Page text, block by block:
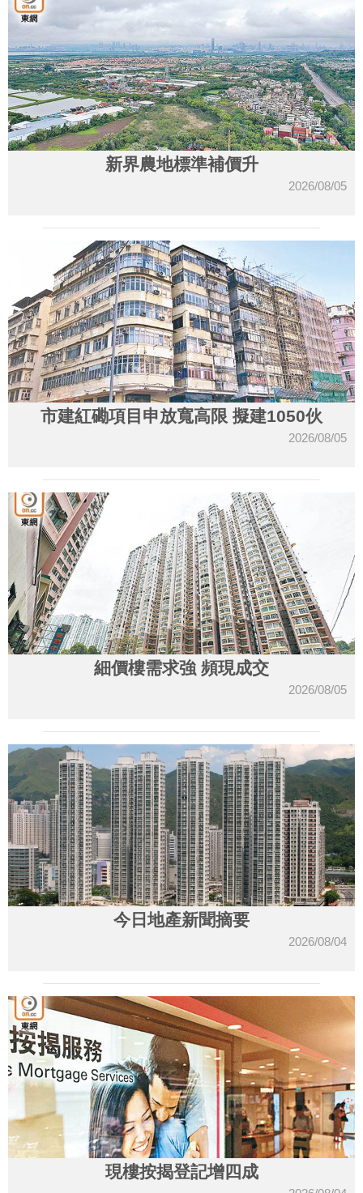
新界農地標準補價升
2026/08/05
市建紅磡項目申放寬高限 擬建1050伙
2026/08/05
細價樓需求強 頻現成交
2026/08/05
今日地產新聞摘要
2026/08/04
現樓按揭登記增四成